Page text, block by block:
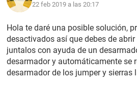
22 feb 2019 a las 20:17
Hola te daré una posible solución,
desactivados así que debes de
juntalos con ayuda de un
desarmador y automáticamente se
desarmador de los jumper y sierras